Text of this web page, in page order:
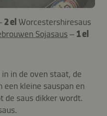
2 el Worcestershiresaus
Sojasaus – 1 el
in de oven staat, de
een kleine sauspan en
de saus dikker wordt.